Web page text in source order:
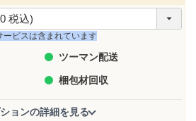
ービスは含まれています
ツーマン配送
梱包材回収
ョンの詳細を見る